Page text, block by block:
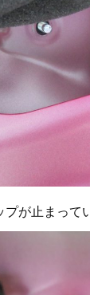
が止まって